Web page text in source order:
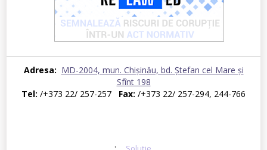
Adresa: MD-2004, mun. Chișinău, bd. Ştefan cel Mare şi
Sfînt 198
Tel: /+373 22/ 257-257 Fax: /+373 22/ 257-294, 244-766